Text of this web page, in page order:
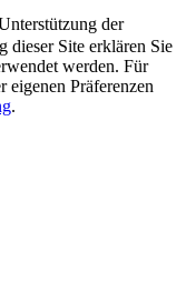
der
Site erklären Sie
werden. Für
eigenen Präferenzen
.